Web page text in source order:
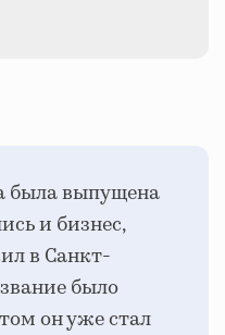
была выпущена
и бизнес,
в Санкт-
было
он уже стал